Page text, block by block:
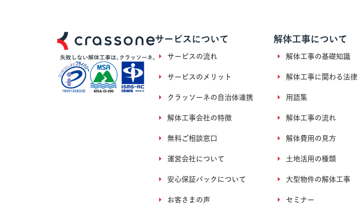
サービスについて
サービスの流れ
サービスのメリット
クラッソーネの自治体連携
解体工事会社の特徴
無料ご相談窓口
運営会社について
安心保証パックについて
お客さまの声
解体工事について
解体工事の基礎知識
解体工事に関わる法律
用語集
解体工事の流れ
解体費用の見方
土地活用の種類
大型物件の解体工事
セミナー